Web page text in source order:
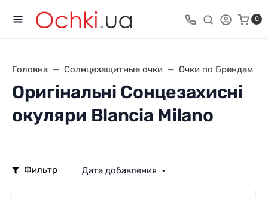
0
Головна Солнцезащитные очки Очки по Брендам
Оригінальні Сонцезахисні
окуляри Blancia Milano
Фильтр Дата добавления